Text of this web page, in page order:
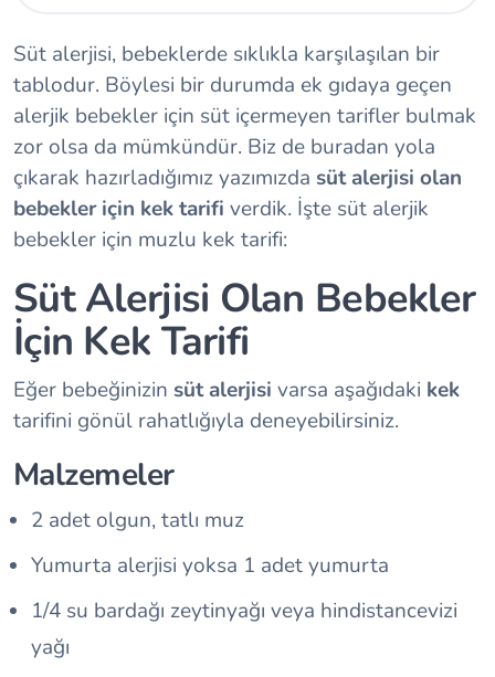
Süt alerjisi, bebeklerde sıklıkla karşılaşılan bir
tablodur. Böylesi bir durumda ek gıdaya geçen
alerjik bebekler için süt içermeyen tarifler bulmak
zor olsa da mümkündür. Biz de buradan yola
çıkarak hazırladığımız yazımızda süt alerjisi olan
bebekler için kek tarifi verdik. İşte süt alerjik
bebekler için muzlu kek tarifi:
Süt Alerjisi Olan Bebekler
İçin Kek Tarifi
Eğer bebeğinizin süt alerjisi varsa aşağıdaki kek
tarifini gönül rahatlığıyla deneyebilirsiniz.
Malzemeler
2 adet olgun, tatlı muz
Yumurta alerjisi yoksa 1 adet yumurta
1/4 su bardağı zeytinyağı veya hindistancevizi
yağı